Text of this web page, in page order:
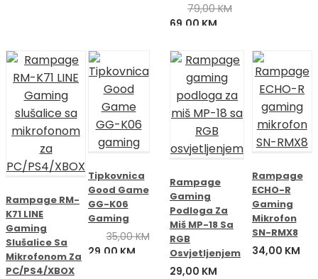
79,00KM
Izvorna
bila
je:
79,00 KM.
69,00 KM
69,00 KM.
Rampage RM-
K71 LINE
Gaming
Slušalice Sa
Mikrofonom Za
PC/PS4/XBOX
Tipkovnica
Good Game
GG-K06
Gaming
35,00KM
Izvorna
29,00 KMTrenutna
Rampage
Gaming
Podloga Za
Miš MP-18 Sa
RGB
Osvjetljenjem
29,00 KM
Rampage
ECHO-R
Gaming
Mikrofon
SN-RMX8
34,00 KM